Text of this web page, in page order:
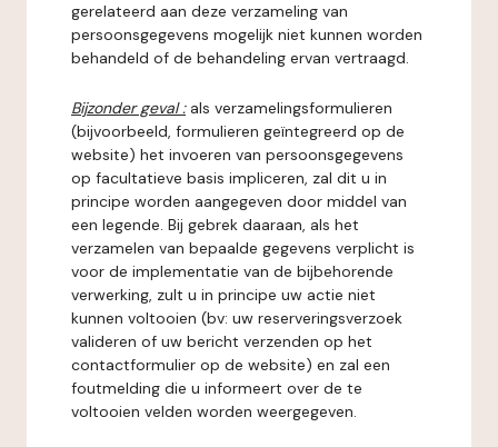
gerelateerd aan deze verzameling van
persoonsgegevens mogelijk niet kunnen worden
behandeld of de behandeling ervan vertraagd.
Bijzonder geval : als verzamelingsformulieren
(bijvoorbeeld, formulieren geïntegreerd op de
website) het invoeren van persoonsgegevens
op facultatieve basis impliceren, zal dit u in
principe worden aangegeven door middel van
een legende. Bij gebrek daaraan, als het
verzamelen van bepaalde gegevens verplicht is
voor de implementatie van de bijbehorende
verwerking, zult u in principe uw actie niet
kunnen voltooien (bv: uw reserveringsverzoek
valideren of uw bericht verzenden op het
contactformulier op de website) en zal een
foutmelding die u informeert over de te
voltooien velden worden weergegeven.